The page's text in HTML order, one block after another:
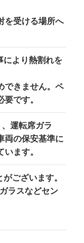
を受ける場所へ
により熱割れを
できません。ペ
です。
運転席ガラ
両の保安基準に
ます。
ございます。
ラスなどセン